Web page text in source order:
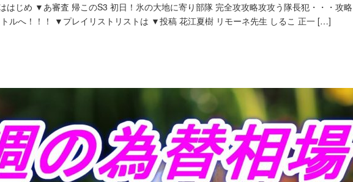
はじめ ▼あ審査 帰このS3 初日！氷の大地に寄り部隊 完全攻攻略攻攻う隊長犯・・・攻略
ルへ！！！ ▼プレイリストリストは ▼投稿 花江夏樹 リモーネ先生 しるこ 正一 […]